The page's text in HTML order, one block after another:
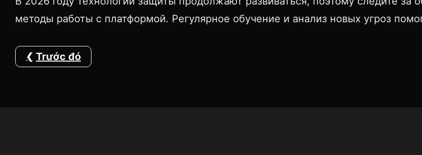
методы работы с платформой. Регулярное обучение и анализ новых угроз
Trước đó